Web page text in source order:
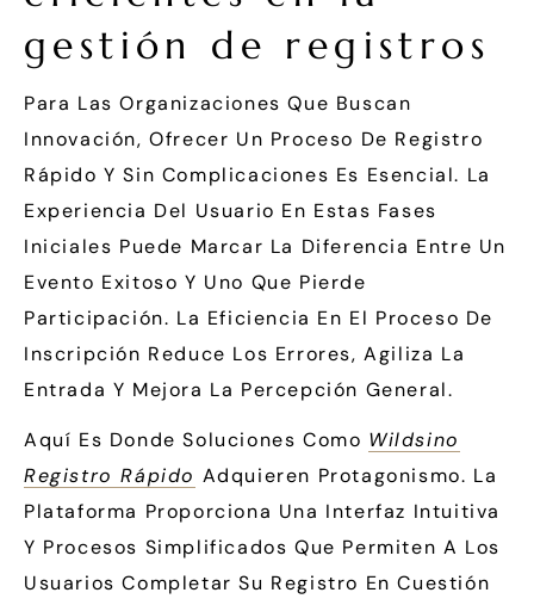
gestión de registros
Para Las Organizaciones Que Buscan
Innovación, Ofrecer Un Proceso De Registro
Rápido Y Sin Complicaciones Es Esencial. La
Experiencia Del Usuario En Estas Fases
Iniciales Puede Marcar La Diferencia Entre Un
Evento Exitoso Y Uno Que Pierde
Participación. La Eficiencia En El Proceso De
Inscripción Reduce Los Errores, Agiliza La
Entrada Y Mejora La Percepción General.
Aquí Es Donde Soluciones Como Wildsino
Registro Rápido Adquieren Protagonismo. La
Plataforma Proporciona Una Interfaz Intuitiva
Y Procesos Simplificados Que Permiten A Los
Usuarios Completar Su Registro En Cuestión